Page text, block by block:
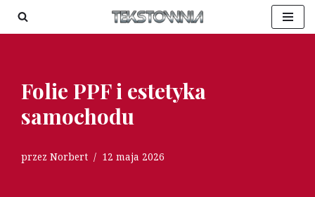
Przejdź
Folie PPF i estetyka
samochodu
przez Norbert 12 maja 2026